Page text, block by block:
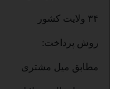
۳۴ ولایت کشور
روش پرداخت:
مطابق میل مشتری